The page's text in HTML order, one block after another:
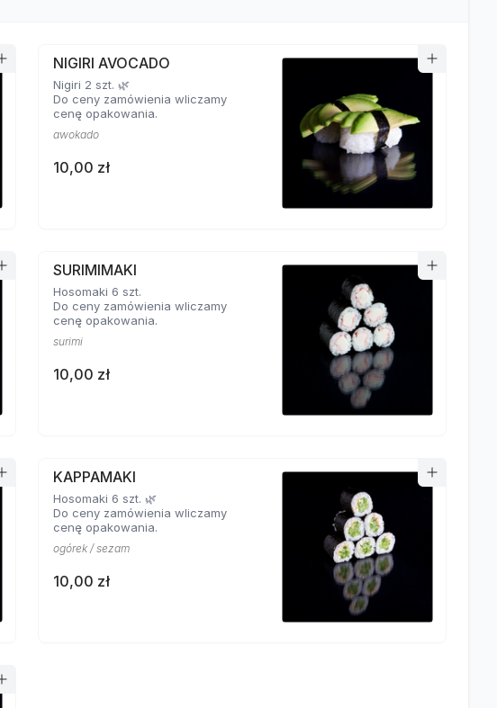
NIGIRI AVOCADO
Nigiri 2 szt. 🌿
Do ceny zamówienia wliczamy
cenę opakowania.
awokado
10,00 zł
SURIMIMAKI
Hosomaki 6 szt.
Do ceny zamówienia wliczamy
cenę opakowania.
surimi
10,00 zł
KAPPAMAKI
Hosomaki 6 szt. 🌿
Do ceny zamówienia wliczamy
cenę opakowania.
ogórek / sezam
10,00 zł